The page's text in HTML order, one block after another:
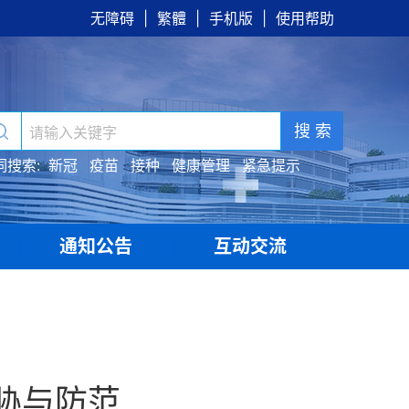
无障碍 繁體 手机版 使用帮助
搜 索
搜索: 新冠 疫苗 接种 健康管理 紧急提示
通知公告 互动交流